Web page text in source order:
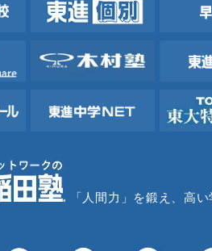
「人間力」を鍛え、高